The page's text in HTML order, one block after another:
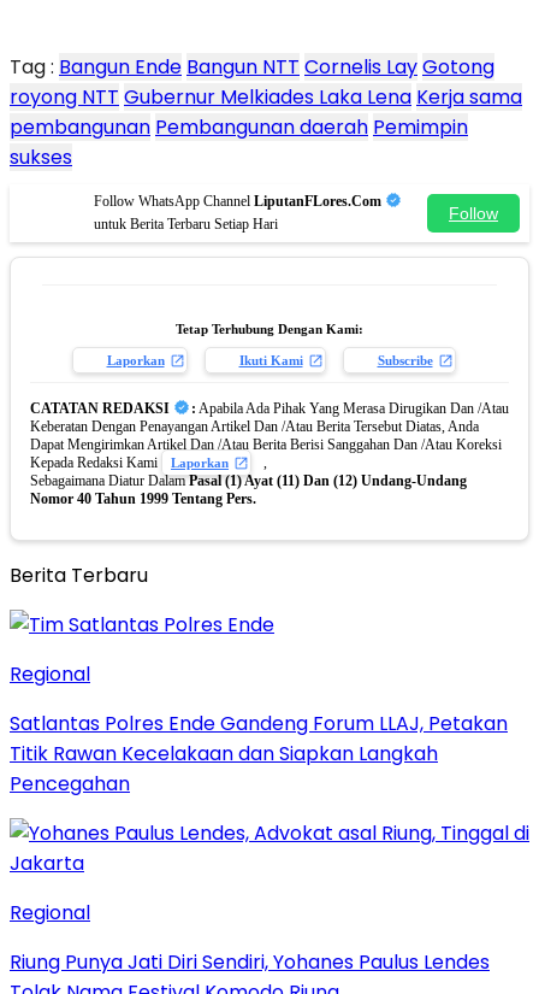
Tag : Bangun Ende Bangun NTT Cornelis LayGotong
royong NTT Gubernur Melkiades Laka Lena Kerja sama
pembangunan Pembangunan daerah Pemimpin
sukses
Follow WhatsApp Channel LiputanFLores.Com
untuk Berita Terbaru Setiap Hari
Follow
Tetap Terhubung Dengan Kami:
Laporkan Ikuti Kami Subscribe
CATATAN REDAKSI : Apabila Ada Pihak Yang Merasa Dirugikan Dan /Atau
Keberatan Dengan Penayangan Artikel Dan /Atau Berita Tersebut Diatas, Anda
Dapat Mengirimkan Artikel Dan /Atau Berita Berisi Sanggahan Dan /Atau Koreksi
Kepada Redaksi Kami
Laporkan
,
Sebagaimana Diatur DalamPasal (1) Ayat (11) Dan (12) Undang-Undang
Nomor 40 Tahun 1999 Tentang Pers.
Berita Terbaru
Regional
Satlantas Polres Ende Gandeng Forum LLAJ, Petakan
Titik Rawan Kecelakaan dan Siapkan Langkah
Pencegahan
Regional
Riung Punya Jati Diri Sendiri, Yohanes Paulus Lendes